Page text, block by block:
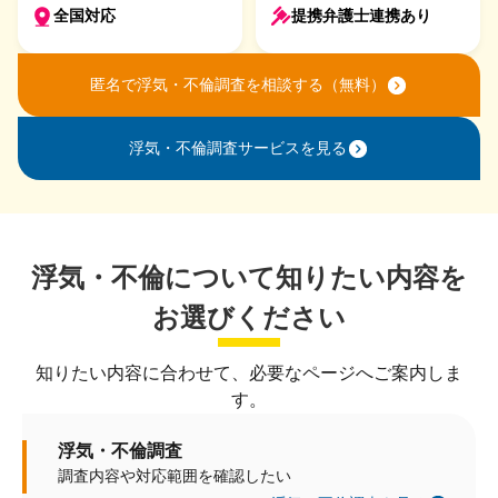
全国対応 提携弁護士連携あり
匿名で浮気・不倫調査を相談する（無料）
浮気・不倫調査サービスを見る
浮気・不倫について知りたい内容を
お選びください
知りたい内容に合わせて、必要なページへご案内しま
す。
浮気・不倫調査
調査内容や対応範囲を確認したい